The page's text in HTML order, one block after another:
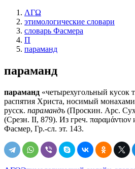
ΛΓΩ
этимологические словари
словарь Фасмера
П
параманд
параманд
параманд «четырехугольный кусок
распятия Христа, носимый
русск. парамандъ (Проскин. Арс.
(Срезн. II, 879). Из греч.
Фасмер, Гр.-сл. эт. 143.